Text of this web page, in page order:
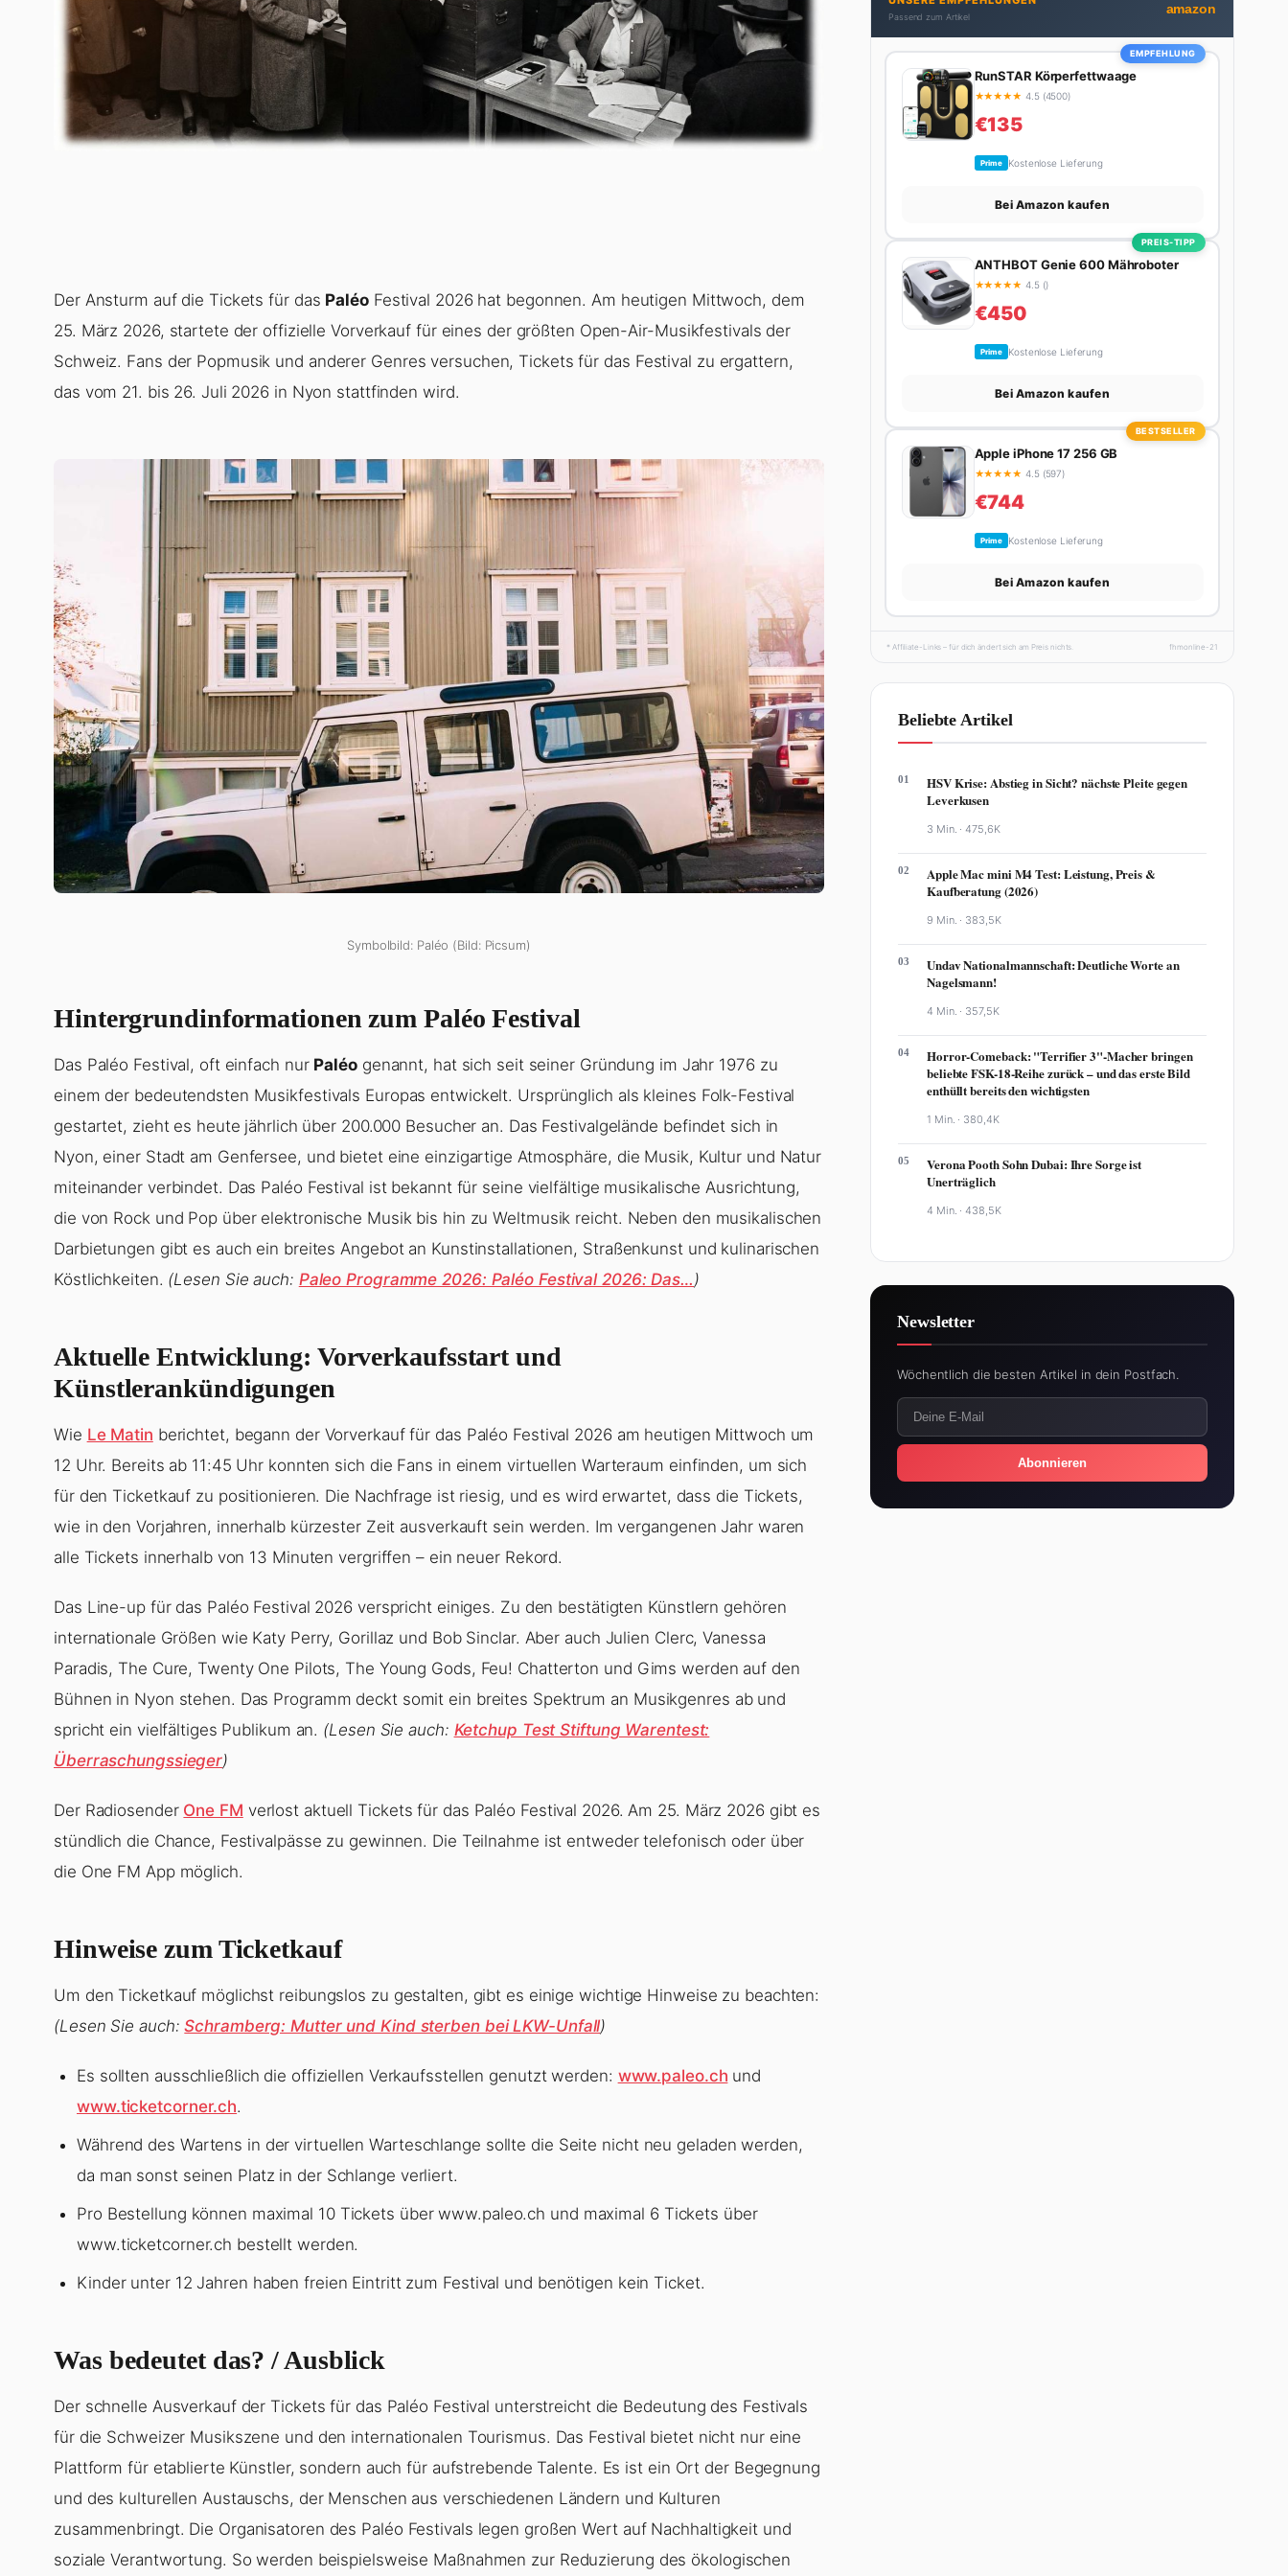
Der Ansturm auf die Tickets für das PaléoFestival 2026 hat begonnen. Am heutigen Mittwoch, dem
25. März 2026, startete der offizielle Vorverkauf für eines der größten Open-Air-Musikfestivals der
Schweiz. Fans der Popmusik und anderer Genres versuchen, Tickets für das Festival zu ergattern,
das vom 21. bis 26. Juli 2026 in Nyon stattfinden wird.
Symbolbild: Paléo (Bild: Picsum)
Hintergrundinformationen zum Paléo Festival
Das Paléo Festival, oft einfach nur Paléogenannt, hat sich seit seiner Gründung im Jahr 1976 zu
einem der bedeutendsten Musikfestivals Europas entwickelt. Ursprünglich als kleines Folk-Festival
gestartet, zieht es heute jährlich über 200.000 Besucher an. Das Festivalgelände befindet sich in
Nyon, einer Stadt am Genfersee, und bietet eine einzigartige Atmosphäre, die Musik, Kultur und Natur
miteinander verbindet. Das Paléo Festival ist bekannt für seine vielfältige musikalische Ausrichtung,
die von Rock und Pop über elektronische Musik bis hin zu Weltmusik reicht. Neben den musikalischen
Darbietungen gibt es auch ein breites Angebot an Kunstinstallationen, Straßenkunst und kulinarischen
Köstlichkeiten. (Lesen Sie auch: Paleo Programme 2026: Paléo Festival 2026: Das… )
Aktuelle Entwicklung: Vorverkaufsstart und
Künstlerankündigungen
Wie Le Matin berichtet, begann der Vorverkauf für das Paléo Festival 2026 am heutigen Mittwoch um
12 Uhr. Bereits ab 11:45 Uhr konnten sich die Fans in einem virtuellen Warteraum einfinden, um sich
für den Ticketkauf zu positionieren. Die Nachfrage ist riesig, und es wird erwartet, dass die Tickets,
wie in den Vorjahren, innerhalb kürzester Zeit ausverkauft sein werden. Im vergangenen Jahr waren
alle Tickets innerhalb von 13 Minuten vergriffen – ein neuer Rekord.
Das Line-up für das Paléo Festival 2026 verspricht einiges. Zu den bestätigten Künstlern gehören
internationale Größen wie Katy Perry, Gorillaz und Bob Sinclar. Aber auch Julien Clerc, Vanessa
Paradis, The Cure, Twenty One Pilots, The Young Gods, Feu! Chatterton und Gims werden auf den
Bühnen in Nyon stehen. Das Programm deckt somit ein breites Spektrum an Musikgenres ab und
spricht ein vielfältiges Publikum an. (Lesen Sie auch: Ketchup Test Stiftung Warentest:
Überraschungssieger)
Der Radiosender One FM verlost aktuell Tickets für das Paléo Festival 2026. Am 25. März 2026 gibt es
stündlich die Chance, Festivalpässe zu gewinnen. Die Teilnahme ist entweder telefonisch oder über
die One FM App möglich.
Hinweise zum Ticketkauf
Um den Ticketkauf möglichst reibungslos zu gestalten, gibt es einige wichtige Hinweise zu beachten:
(Lesen Sie auch:Schramberg: Mutter und Kind sterben bei LKW-Unfall)
Es sollten ausschließlich die offiziellen Verkaufsstellen genutzt werden: www.paleo.ch und
www.ticketcorner.ch.
Während des Wartens in der virtuellen Warteschlange sollte die Seite nicht neu geladen werden,
da man sonst seinen Platz in der Schlange verliert.
Pro Bestellung können maximal 10 Tickets über www.paleo.ch und maximal 6 Tickets über
www.ticketcorner.ch bestellt werden.
Kinder unter 12 Jahren haben freien Eintritt zum Festival und benötigen kein Ticket.
Was bedeutet das? / Ausblick
Der schnelle Ausverkauf der Tickets für das Paléo Festival unterstreicht die Bedeutung des Festivals
für die Schweizer Musikszene und den internationalen Tourismus. Das Festival bietet nicht nur eine
Plattform für etablierte Künstler, sondern auch für aufstrebende Talente. Es ist ein Ort der Begegnung
und des kulturellen Austauschs, der Menschen aus verschiedenen Ländern und Kulturen
zusammenbringt. Die Organisatoren des Paléo Festivals legen großen Wert auf Nachhaltigkeit und
soziale Verantwortung. So werden beispielsweise Maßnahmen zur Reduzierung des ökologischen
Trip – sei es ein Wochenende in den Bergen, eine
Motorradtour durch die Alpen oder der jährliche
Campingtrip mit den Jungs. Sein Credo: Das Leben
ist zu kurz für langweilige Wochenenden.
Passend zum Artikel
amazon
EMPFEHLUNG
RunSTAR Körperfettwaage
★★★★★ 4.5 (4500)
€135
Prime Kostenlose Lieferung
Bei Amazon kaufen
PREIS-TIPP
ANTHBOT Genie 600 Mähroboter
★★★★★ 4.5 ()
€450
Prime Kostenlose Lieferung
Bei Amazon kaufen
BESTSELLER
Apple iPhone 17 256 GB
★★★★★ 4.5 (597)
€744
Prime Kostenlose Lieferung
Bei Amazon kaufen
* Affiliate-Links – für dich ändert sich am Preis nichts. fhmonline-21
Beliebte Artikel
01
HSV Krise: Abstieg in Sicht? nächste Pleite gegen
Leverkusen
3 Min. ·475,6K
02
Apple Mac mini M4 Test: Leistung, Preis &
Kaufberatung (2026)
9 Min. · 383,5K
03
Undav Nationalmannschaft: Deutliche Worte an
Nagelsmann!
4 Min. · 357,5K
04
Horror-Comeback: "Terrifier 3"-Macher bringen
beliebte FSK-18-Reihe zurück – und das erste Bild
enthüllt bereits den wichtigsten
1 Min. · 380,4K
05
Verona Pooth Sohn Dubai: Ihre Sorge ist
Unerträglich
4 Min. ·438,5K
Newsletter
Wöchentlich die besten Artikel in dein Postfach.
Abonnieren